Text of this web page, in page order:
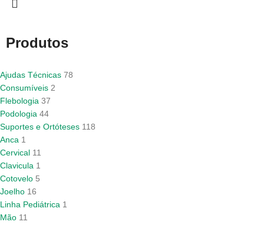
Produtos
Ajudas Técnicas 78
Consumíveis 2
Flebologia 37
Podologia 44
Suportes e Ortóteses 118
Anca 1
Cervical 11
Clavicula 1
Cotovelo 5
Joelho 16
Linha Pediátrica 1
Mão 11